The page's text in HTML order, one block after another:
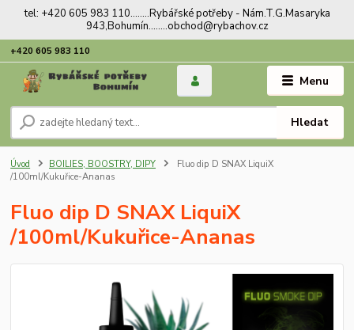
tel: +420 605 983 110........Rybářské potřeby - Nám.T.G.Masaryka
943,Bohumín........obchod@rybachov.cz
Menu
Hledat
+420 605 983 110
Úvod BOILIES, BOOSTRY, DIPY
Fluo dip D SNAX LiquiX
/100ml/Kukuřice-Ananas
Fluo dip D SNAX LiquiX
/100ml/Kukuřice-Ananas